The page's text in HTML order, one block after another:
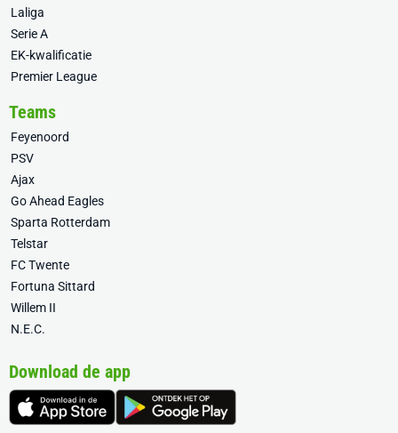
Laliga
Serie A
EK-kwalificatie
Premier League
Teams
Feyenoord
PSV
Ajax
Go Ahead Eagles
Sparta Rotterdam
Telstar
FC Twente
Fortuna Sittard
Willem II
N.E.C.
Download de app